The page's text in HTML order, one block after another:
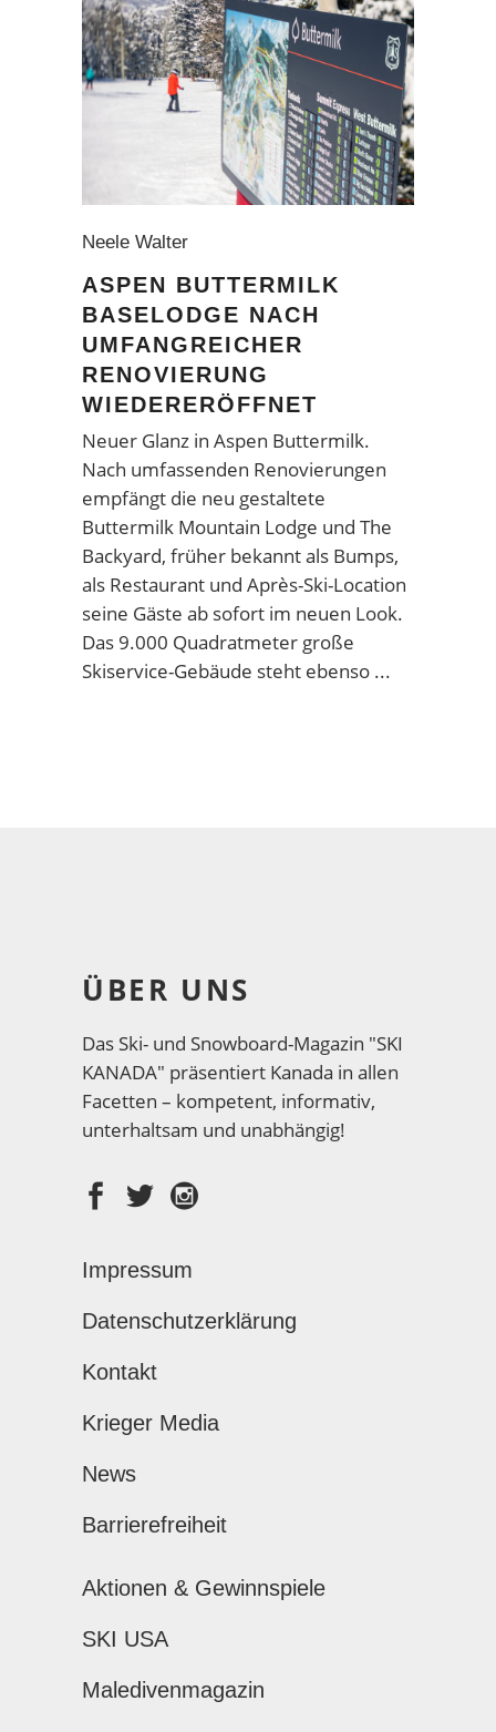
Neele Walter
ASPEN BUTTERMILK
BASELODGE NACH
UMFANGREICHER
RENOVIERUNG
WIEDERERÖFFNET
Neuer Glanz in Aspen Buttermilk.
Nach umfassenden Renovierungen
empfängt die neu gestaltete
Buttermilk Mountain Lodge und The
Backyard, früher bekannt als Bumps,
als Restaurant und Après-Ski-Location
seine Gäste ab sofort im neuen Look.
Das 9.000 Quadratmeter große
Skiservice-Gebäude steht ebenso
ÜBER UNS
Das Ski- und Snowboard-Magazin "SKI
KANADA" präsentiert Kanada in allen
Facetten – kompetent, informativ,
unterhaltsam und unabhängig!
Impressum
Datenschutzerklärung
Kontakt
Krieger Media
News
Barrierefreiheit
Aktionen & Gewinnspiele
SKI USA
Maledivenmagazin